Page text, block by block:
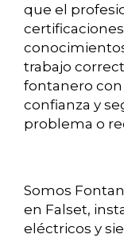
que el
trabajo
fontanero
confianza y
problema o
Somos
en Falset,
eléctricos y